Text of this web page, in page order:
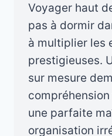
Voyager haut
pas à dormir
à multiplier les
prestigieuses.
sur mesure
une parfaite
organisation